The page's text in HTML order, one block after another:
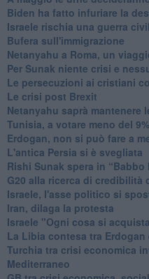
Biden ha fatto infuriare la
Israele rischia una guerra
Bufera sull'immigrazione
Netanyahu a Roma, un
Per Sunak niente crisi e
Le persecuzioni ai cristiani
Le crisi post Brexit
Netanyahu saprà mantenere
Tunisia, a votare meno del
Erdogan, non si può fare a
L'antica Persia si è svegliata
Rishi Sunak spera in “Babbo
G20 alla ricerca di credibilità
Israele, l'asse politico si
Iran, dilaga la protesta
Israele "Ogni cosa si
La Libia contesa tra Erdogan
Turchia tra crisi economica
Mediterraneo